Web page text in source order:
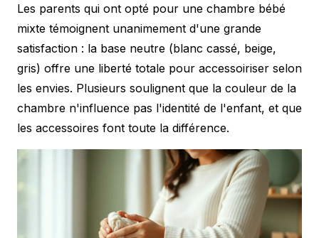
Les parents qui ont opté pour une chambre bébé
mixte témoignent unanimement d'une grande
satisfaction : la base neutre (blanc cassé, beige,
gris) offre une liberté totale pour accessoiriser selon
les envies. Plusieurs soulignent que la couleur de la
chambre n'influence pas l'identité de l'enfant, et que
les accessoires font toute la différence.